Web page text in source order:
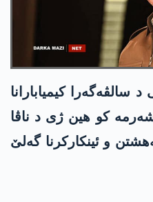
کیمیابارانا
کو هین ژی د ناڤا
و ئینکارکرنا گەلێ